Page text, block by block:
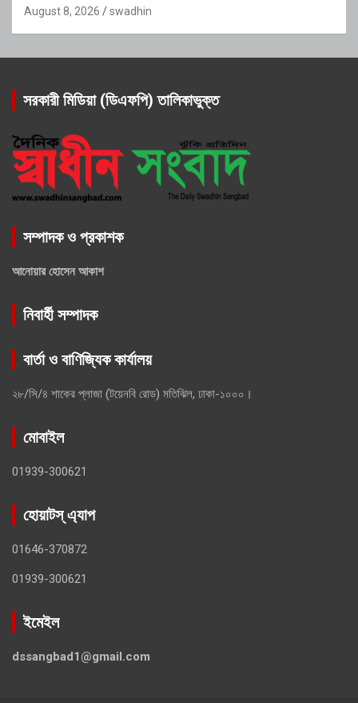
August 8, 2026 swadhin
সরকারী মিডিয়া (ডিএফপি) তালিকাভুক্ত
সম্পাদক ও প্রকাশক
আনোয়ার হোসেন আকাশ
নিবার্হী সম্পাদক
বার্তা ও বাণিজ্যিক কার্যালয়
২৮/সি/৪ শাকের প্লাজা (টয়েনবি রোড) মতিঝিল, ঢাকা-১০০০।
মোবাইল
01939-300621
হোয়াটস্ এ্যাপ
01646-370872
01939-300621
ইমেইল
dssangbad1@gmail.com